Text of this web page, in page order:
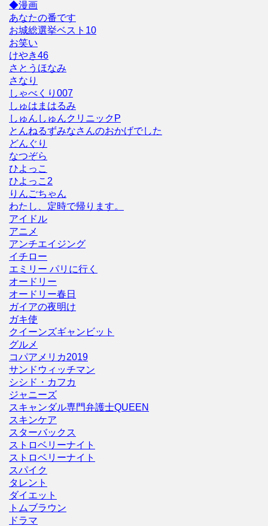
◆漫画
あなたの番です
お城総選挙ベスト10
お笑い
けやき46
さとうほなみ
さなり
しゃべくり007
しゅはまはるみ
しゅんしゅんクリニックP
とんねるずみなさんのおかげでした
どんぐり
なつぞら
ひよっこ
ひよっこ2
りんごちゃん
わたし、定時で帰ります。
アイドル
アニメ
アンチエイジング
イチロー
エミリー パリに行く
オードリー
オードリー春日
ガイアの夜明け
ガキ使
クイーンズギャンビット
グルメ
コパアメリカ2019
サンドウィッチマン
シシド・カフカ
ジャニーズ
スキャンダル専門弁護士QUEEN
スキンケア
スターバックス
ストロベリーナイト
ストロベリーナイト
スパイク
タレント
ダイエット
トムブラウン
ドラマ